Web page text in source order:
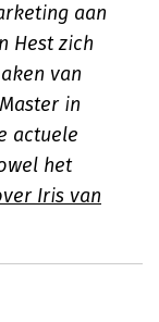
aan
Hest zich
van
in
actuele
het
Iris van